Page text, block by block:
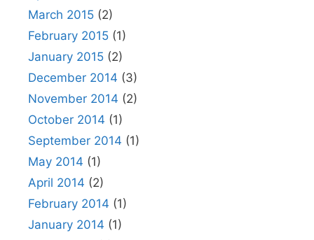
March 2015 (2)
February 2015 (1)
January 2015 (2)
December 2014 (3)
November 2014 (2)
October 2014 (1)
September 2014 (1)
May 2014 (1)
April 2014 (2)
February 2014 (1)
January 2014 (1)